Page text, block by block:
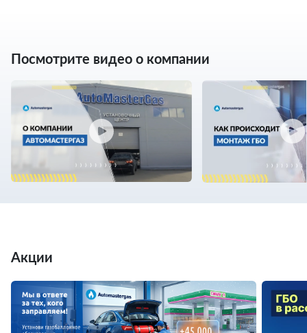
Посмотрите видео о компании
Акции